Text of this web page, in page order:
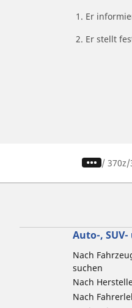
1. Er
2. Er stellt
/ 370z
Auto-,
Nach
suchen
Nach
Nach